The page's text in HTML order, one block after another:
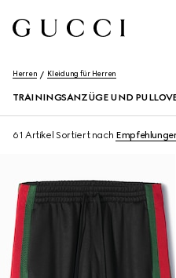
Herren Kleidung für Herren
TRAININGSANZÜGE UND
61 Artikel Sortiert nach